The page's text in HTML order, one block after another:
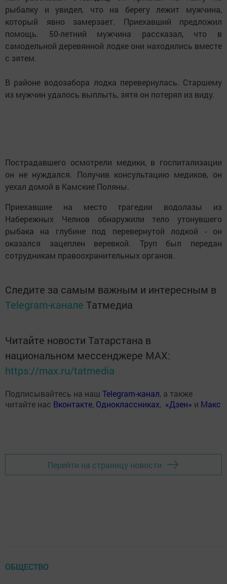
рыбалку и увидел, что на берегу лежит мужчина,
который явно замерзает. Приехавший предложил
помощь. 50-летний мужчина рассказал, что в
самодельной деревянной лодке они находились вместе
с зятем.
В районе водозабора лодка перевернулась. Старшему
из мужчин удалось выплыть, зятя он потерял из виду.
Пострадавшего осмотрели медики, в госпитализации
он не нуждался. Получив консультацию медиков, он
уехал домой в Камские Поляны.
Приехавшие на место трагедии водолазы из
Набережных Челнов обнаружили тело утонувшего
рыбака на глубине под перевернутой лодкой - он
оказался зацеплен веревкой. Труп был передан
сотрудникам правоохранительных органов.
Следите за самым важным и интересным в
Telegram-канале Татмедиа
Читайте новости Татарстана в
национальном мессенджере MАХ:
https://max.ru/tatmedia
Подписывайтесь на наш Telegram-канал, а также
читайте нас Вконтакте, Одноклассниках, «Дзен» и Макс
Перейти на страницу новости
ОБЩЕСТВО